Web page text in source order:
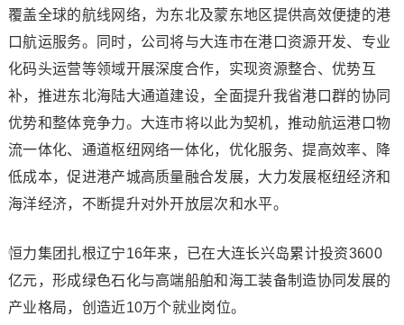
覆盖全球的航线网络，为东北及蒙东地区提供高效便捷的港
口航运服务。同时，公司将与大连市在港口资源开发、专业
化码头运营等领域开展深度合作，实现资源整合、优势互
补，推进东北海陆大通道建设，全面提升我省港口群的协同
优势和整体竞争力。大连市将以此为契机，推动航运港口物
流一体化、通道枢纽网络一体化，优化服务、提高效率、降
低成本，促进港产城高质量融合发展，大力发展枢纽经济和
海洋经济，不断提升对外开放层次和水平。
恒力集团扎根辽宁16年来，已在大连长兴岛累计投资3600
亿元，形成绿色石化与高端船舶和海工装备制造协同发展的
产业格局，创造近10万个就业岗位。